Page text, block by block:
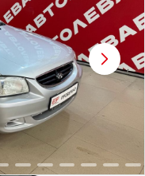
какой
сайте, и мы сможем